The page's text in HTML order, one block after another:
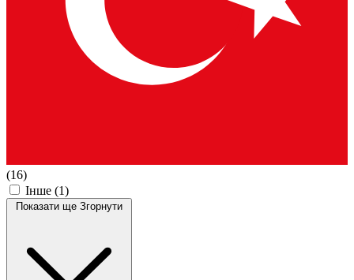
(16)
Інше (1)
Показати ще Згорнути